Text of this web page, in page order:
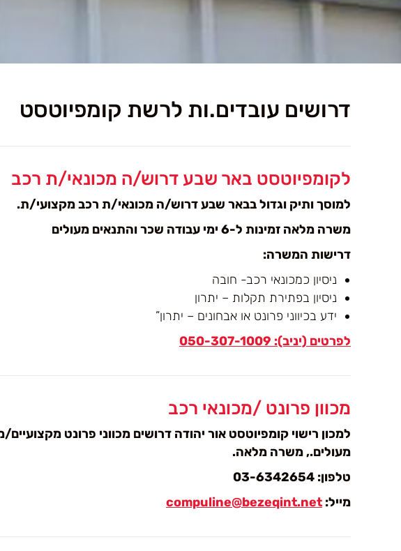
דרושים עובדים.ות לרשת קומפיוטסט
לקומפיוטסט באר שבע דרוש/ה מכונאי/ת רכב
למוסך ותיק וגדול בבאר שבע דרוש/ה מכונאי/ת רכב מקצועי/ת.
משרה מלאה זמינות ל-6 ימי עבודה שכר והתנאים מעולים
דרישות המשרה:
ניסיון כמכונאי רכב- חובה
ניסיון בפתירת תקלות – יתרון
ידע בכיווני פרונט או אבחונים – יתרון”
לפרטים (יניב): 050-307-1009
מכוון פרונט /מכונאי רכב
למכון רישוי קומפיוטסט אור יהודה דרושים מכווני פרונט
מעולים., משרה מלאה.
טלפון: 03-6342654
מייל: compuline@bezeqint.net